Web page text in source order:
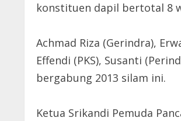
konstituen dapil bertotal 8
Achmad Riza (Gerindra),
Effendi (PKS), Susanti
bergabung 2013 silam ini.
Ketua Srikandi Pemuda